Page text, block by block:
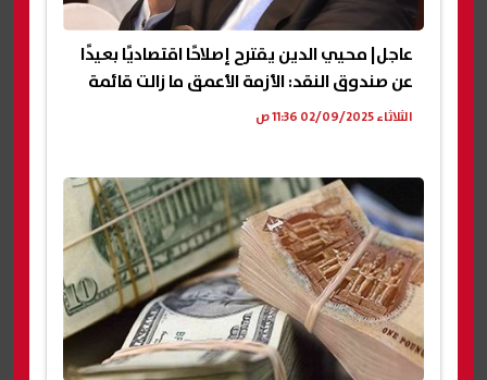
عاجل| محيي الدين يقترح إصلاحًا اقتصاديًا بعيدًا
عن صندوق النقد: الأزمة الأعمق ما زالت قائمة
الثلاثاء 02/09/2025 11:36 ص